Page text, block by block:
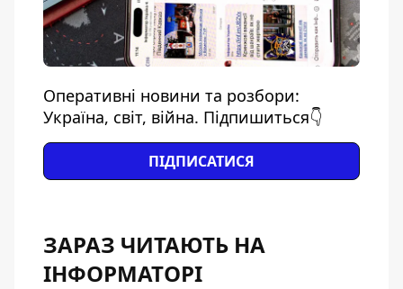
Оперативні новини та розбори:
Україна, світ, війна. Підпишиться👇
ПІДПИСАТИСЯ
ЗАРАЗ ЧИТАЮТЬ НА
ІНФОРМАТОРІ